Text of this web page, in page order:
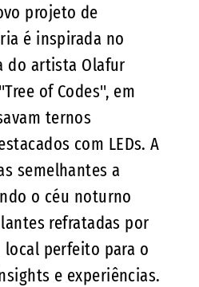
projeto de
é inspirada no
do artista Olafur
of Codes", em
ternos
com LEDs. A
semelhantes a
o céu noturno
refratadas por
local perfeito para o
e experiências.